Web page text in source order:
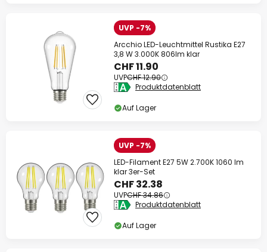
UVP -7%
Arcchio LED-Leuchtmittel Rustika E27
3,8 W 3.000K 806lm klar
CHF 11.90
UVPCHF 12.90
Produktdatenblatt
Auf Lager
UVP -7%
LED-Filament E27 5W 2.700K 1060 lm
klar 3er-Set
CHF 32.38
UVPCHF 34.86
Produktdatenblatt
Auf Lager